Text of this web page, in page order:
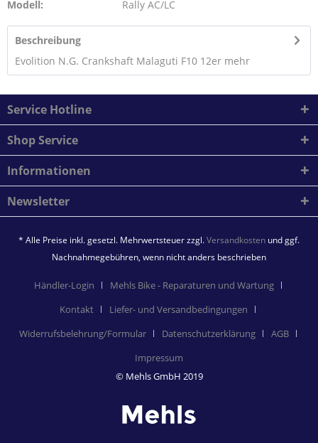
Modell:
Rally AC/LC
Beschreibung
Evolition N.G. Crankshaft Malaguti F10 12er mehr
Service Hotline
Shop Service
Informationen
Newsletter
* Alle Preise inkl. gesetzl. Mehrwertsteuer zzgl.Versandkosten und ggf.
Nachnahmegebühren, wenn nicht anders beschrieben
Händler-Login
Mehls Bike - Reparaturen und Wartung
Kontakt
Liefer- und Versandbedingungen
Widerrufsbelehrung/Formular
Datenschutzerklärung
AGB
Impressum
© Mehls GmbH 2019